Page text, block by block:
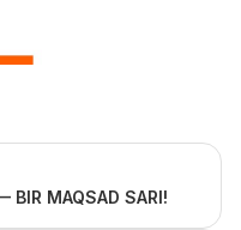
BIR MAQSAD SARI!